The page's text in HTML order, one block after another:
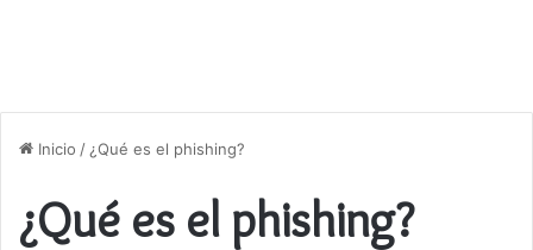
Inicio / ¿Qué es el phishing?
¿Qué es el phishing?